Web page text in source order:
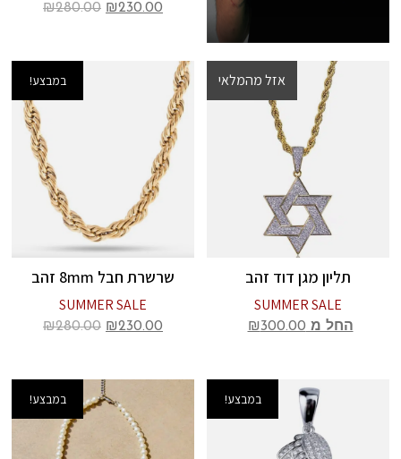
₪230.00
₪280.00
אזל מהמלאי
במבצע!
תליון מגן דוד זהב
SUMMER SALE
החל מ ₪300.00
במבצע!
שרשרת חבל 8mm זהב
SUMMER SALE
₪230.00
₪280.00
במבצע! במבצע!